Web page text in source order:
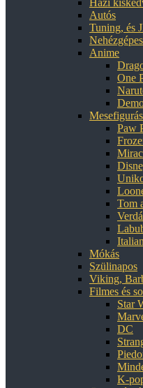
Autós
Tuning, és
Nehézgépes
Anime
One
Mesefigurás
Paw
Tom
Mókás
Szülinapos
Viking,
Filmes és
Star
DC
K-